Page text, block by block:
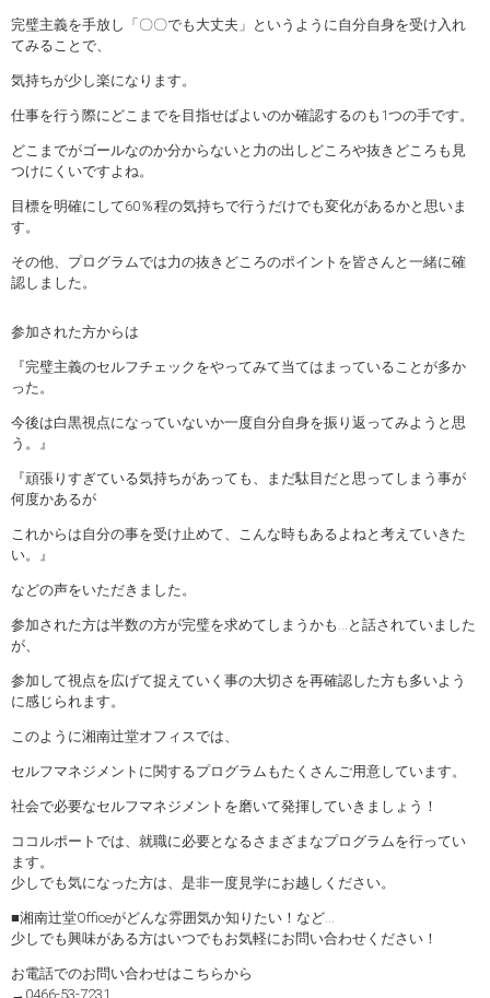
完璧主義を手放し「〇〇でも大丈夫」というように自分自身を受け入れ
てみることで、
気持ちが少し楽になります。
仕事を行う際にどこまでを目指せばよいのか確認するのも1つの手です。
どこまでがゴールなのか分からないと力の出しどころや抜きどころも見
つけにくいですよね。
目標を明確にして60％程の気持ちで行うだけでも変化があるかと思いま
す。
その他、プログラムでは力の抜きどころのポイントを皆さんと一緒に確
認しました。
参加された方からは
『完璧主義のセルフチェックをやってみて当てはまっていることが多か
った。
今後は白黒視点になっていないか一度自分自身を振り返ってみようと思
う。』
『頑張りすぎている気持ちがあっても、まだ駄目だと思ってしまう事が
何度かあるが
これからは自分の事を受け止めて、こんな時もあるよねと考えていきた
い。』
などの声をいただきました。
参加された方は半数の方が完璧を求めてしまうかも…と話されていました
が、
参加して視点を広げて捉えていく事の大切さを再確認した方も多いよう
に感じられます。
このように湘南辻堂オフィスでは、
セルフマネジメントに関するプログラムもたくさんご用意しています。
社会で必要なセルフマネジメントを磨いて発揮していきましょう！
ココルポートでは、就職に必要となるさまざまなプログラムを行ってい
ます。
少しでも気になった方は、是非一度見学にお越しください。
■湘南辻堂Officeがどんな雰囲気か知りたい！など…
少しでも興味がある方はいつでもお気軽にお問い合わせください！
お電話でのお問い合わせはこちらから
→0466-53-7231